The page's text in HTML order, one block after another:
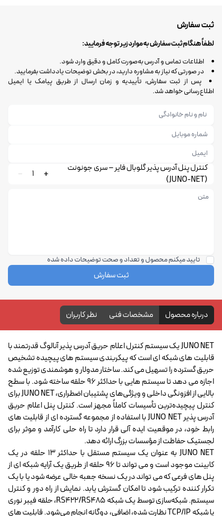
ثبت سفارش
لطفاً هنگام ثبت سفارش به موارد زیر توجه فرمایید:
اطلاعات تماس و آدرس به‌صورت کامل و دقیق وارد شود.
در صورتی که نیاز به مشاوره دارید، در بخش توضیحات یادداشت بفرمایید.
پس از ثبت سفارش، تأییدیه و زمان ارسال از طریق پیامک یا ایمیل
اطلاع‌رسانی خواهد شد.
کنترل پنل آدرس پذیر گلوبال فایر – سری جونونت
(JUNO-NET)
1
تایید میکنم محصول و تعداد و صحت توضیحات داده شده
ثبت سفارش
درباره محصول مشخصات فنی نظر کاربران
JUNO NET یک سیستم کنترل اعلام حریق آدرس پذیر آنالوگ قدرتمند با
قابلیت های شبکه ای است که پیکربندی سیستم های پیچیده تشخیص
حریق گسترده را تسهیل می کند. ساختار مدولار و هوشمندی توزیع شده
اجازه می دهد تا سیستم هایی با حداکثر 96 حلقه ساخته شود. با سطح
بالایی از افزونگی داخلی و ویژگی‌های پشتیبان اضطراری، JUNO NET برای
کنترل پیچیده‌ترین تأسیسات کاملاً مجهز است. کنترل پنل اعلام حریق
آدرس پذیر JUNO NET با استفاده از مجموعه گسترده ای از قابلیت های
رابط خود، در موقعیت ایده آلی قرار دارد تا راه حلی کارآمد و موثر برای
لجستیک حفاظت از مؤسسات بزرگ ارائه دهد.
JUNO NET به عنوان یک سیستم مستقل با حداکثر 13 حلقه در یک
کابینت موجود است و می تواند تا 96 حلقه از طریق یک آرایه شبکه ای از
پنل های فرعی که می تواند در یک نسخه جعبه خالی عرضه شود یا با یک
تکرار کننده ترکیب شود تا امکان گسترش یابد. نمایش از راه دور و کنترل
سیستم. شبکه‌سازی توسط یک شبکه RS422/RS485، حلقه فیبر نوری
یا شبکه TCP/IP نظارت شده، اضافی، دوگانه انجام می‌شود. قابلیت های